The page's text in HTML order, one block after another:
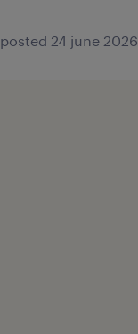
posted 24 june 2026